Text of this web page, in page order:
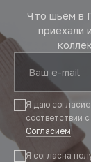
Что шьём в
приехали
Я даю
соответствии с
Согласием.
Я согласна